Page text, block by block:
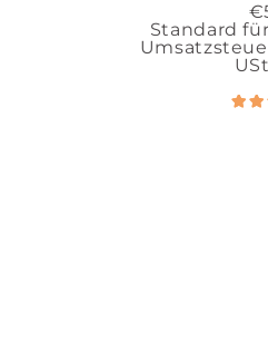
€
Standard